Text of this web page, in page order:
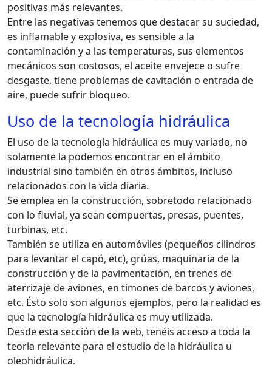
positivas más relevantes.
Entre las negativas tenemos que destacar su suciedad,
es inflamable y explosiva, es sensible a la
contaminación y a las temperaturas, sus elementos
mecánicos son costosos, el aceite envejece o sufre
desgaste, tiene problemas de cavitación o entrada de
aire, puede sufrir bloqueo.
Uso de la tecnología hidráulica
El uso de la tecnología hidráulica es muy variado, no
solamente la podemos encontrar en el ámbito
industrial sino también en otros ámbitos, incluso
relacionados con la vida diaria.
Se emplea en la construcción, sobretodo relacionado
con lo fluvial, ya sean compuertas, presas, puentes,
turbinas, etc.
También se utiliza en automóviles (pequeños cilindros
para levantar el capó, etc), grúas, maquinaria de la
construcción y de la pavimentación, en trenes de
aterrizaje de aviones, en timones de barcos y aviones,
etc. Ésto solo son algunos ejemplos, pero la realidad es
que la tecnología hidráulica es muy utilizada.
Desde esta sección de la web, tenéis acceso a toda la
teoría relevante para el estudio de la hidráulica u
oleohidráulica.